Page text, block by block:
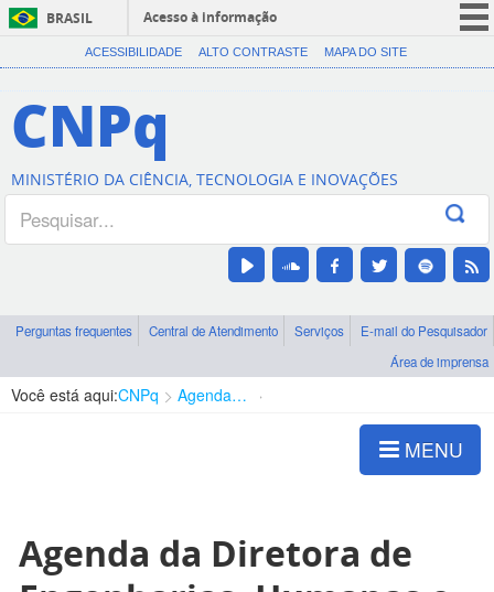
BRASIL
Acesso à informação
CORONAVÍRUS (COVID-19)
Canais
ACESSIBILIDADE ALTO CONTRASTE MAPA DO SITE
CNPq
MINISTÉRIO DA CIÊNCIA, TECNOLOGIA E INOVAÇÕES
Perguntas frequentes Central de Atendimento Serviços
E-mail do Pesquisador
Área de imprensa
Você está aqui:CNPq Agenda de autoridades
MENU
Agenda da Diretora de